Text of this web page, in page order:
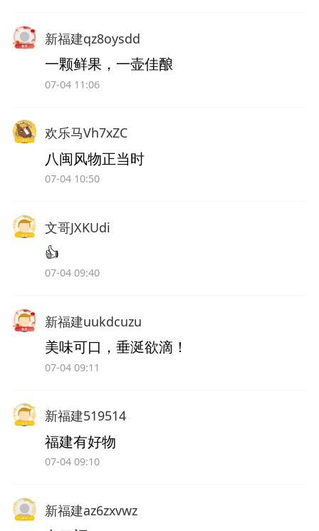
新福建qz8oysdd
一颗鲜果，一壶佳酿
07-04 11:06
欢乐马Vh7xZC
八闽风物正当时
07-04 10:50
文哥JXKUdi
👍
07-04 09:40
新福建uukdcuzu
美味可口，垂涎欲滴！
07-04 09:11
新福建519514
福建有好物
07-04 09:10
新福建az6zxvwz